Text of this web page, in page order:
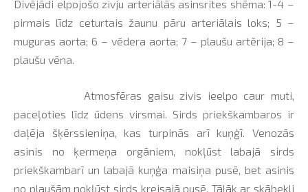
Divējādi elpojošo zivju arteriālās asinsrites shēma: 1-4 –
pirmais līdz ceturtais žaunu pāru arteriālais loks; 5 –
muguras aorta; 6 – vēdera aorta; 7 – plaušu artērija; 8 –
plaušu vēna.
Atmosfēras gaisu zivis ieelpo caur muti,
paceļoties līdz ūdens virsmai. Sirds priekškambaros ir
daļēja šķērssieniņa, kas turpinās arī kuņģī. Venozās
asinis no ķermeņa orgāniem, nokļūst labajā sirds
priekškambarī un labajā kuņģa maisiņa pusē, bet asinis
no plaušām nokļūst sirds kreisajā pusē. Tālāk ar skābekli